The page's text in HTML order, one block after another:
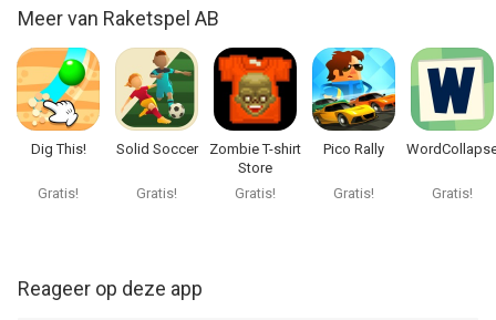
Meer van Raketspel AB
Dig This!
Gratis!
Solid Soccer
Gratis!
Zombie T-shirt
Store
Gratis!
Pico Rally
Gratis! Gratis!
Reageer op deze app